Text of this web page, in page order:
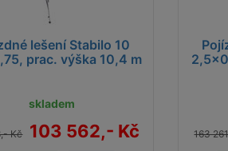
MB, PDF]
si u nás pojízdné al lešení
fasád, montáže i renovace.
lešení Stabilo 10
prac. výška 10,4 m
skladem
Kč 103 562,- Kč 163